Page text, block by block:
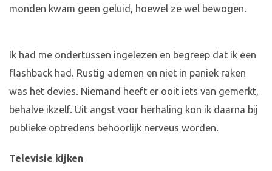
monden kwam geen geluid, hoewel ze wel bewogen.
Ik had me ondertussen ingelezen en begreep dat ik een
flashback had. Rustig ademen en niet in paniek raken
was het devies. Niemand heeft er ooit iets van gemerkt,
behalve ikzelf. Uit angst voor herhaling kon ik daarna bij
publieke optredens behoorlijk nerveus worden.
Televisie kijken